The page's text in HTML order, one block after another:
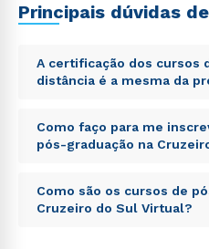
Principais dúvidas
A certificação dos cursos
distância é a mesma da
Sed ut perspiciatis unde
voluptatem accusantium
totam rem aperiam, eaque
explicabo. Nemo enim
voluptas sit aspernatur aut
Como faço para me
pós-graduação na
Sed ut perspiciatis unde
voluptatem accusantium
Como são os cursos de
Cruzeiro do Sul Virtual?